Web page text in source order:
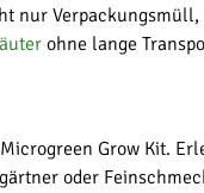
nur
ohne lange
Grow Kit.
oder